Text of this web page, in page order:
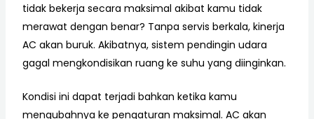
tidak bekerja secara maksimal akibat kamu tidak
merawat dengan benar? Tanpa servis berkala, kinerja
AC akan buruk. Akibatnya, sistem pendingin udara
gagal mengkondisikan ruang ke suhu yang diinginkan.
Kondisi ini dapat terjadi bahkan ketika kamu
mengubahnya ke pengaturan maksimal. AC akan